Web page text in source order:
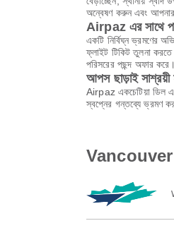
অন্বেষণ করুন এবং আপনার
Airpaz এর সাথে
একটি নির্বিঘ্ন ভ্রমণের
ফ্লাইট টিকিট তুলনা
পরিসরের পছন্দ অফার করে।
আপস ছাড়াই সাশ্রয়ী
Airpaz একচেটিয়া ডিল
স্বপ্নের গন্তব্যে ভ্রমণ
Vancouver